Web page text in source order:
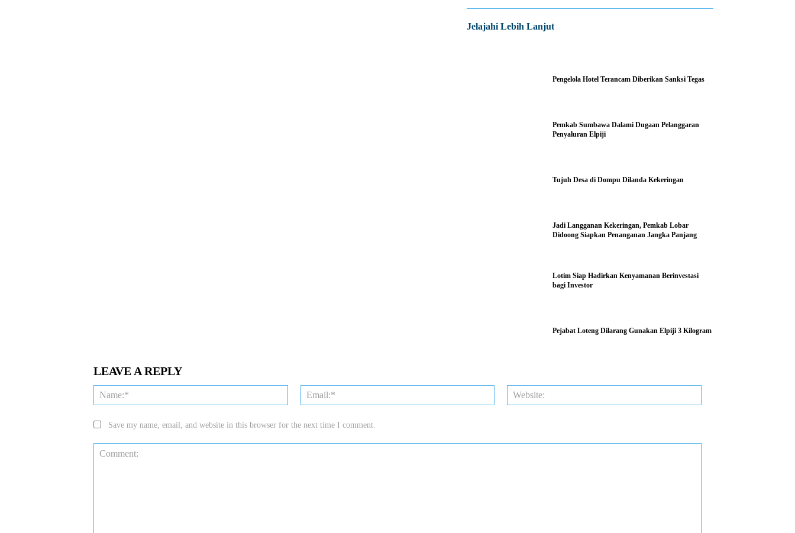
Jelajahi Lebih Lanjut
Pengelola Hotel Terancam Diberikan Sanksi Tegas
Pemkab Sumbawa Dalami Dugaan Pelanggaran
Penyaluran Elpiji
Tujuh Desa di Dompu Dilanda Kekeringan
Jadi Langganan Kekeringan, Pemkab Lobar
Didoong Siapkan Penanganan Jangka Panjang
Lotim Siap Hadirkan Kenyamanan Berinvestasi
bagi Investor
Pejabat Loteng Dilarang Gunakan Elpiji 3 Kilogram
LEAVE A REPLY
Name:* Email:*
Save my name, email, and website in this browser for the next time I comment.